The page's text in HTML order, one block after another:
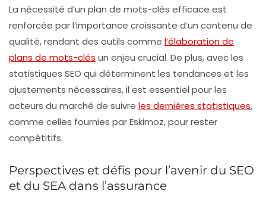
La nécessité d’un plan de mots-clés efficace est
renforcée par l’importance croissante d’un contenu de
qualité, rendant des outils comme l’élaboration de
plans de mots-clés un enjeu crucial. De plus, avec les
statistiques SEO qui déterminent les tendances et les
ajustements nécessaires, il est essentiel pour les
acteurs du marché de suivre les dernières statistiques,
comme celles fournies par Eskimoz, pour rester
compétitifs.
Perspectives et défis pour l’avenir du SEO
et du SEA dans l’assurance